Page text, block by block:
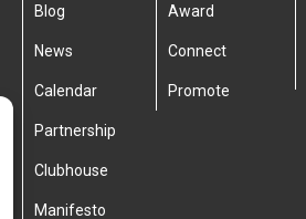
Blog
News
Calendar
Partnership
Clubhouse
Manifesto
Award
Connect
Promote